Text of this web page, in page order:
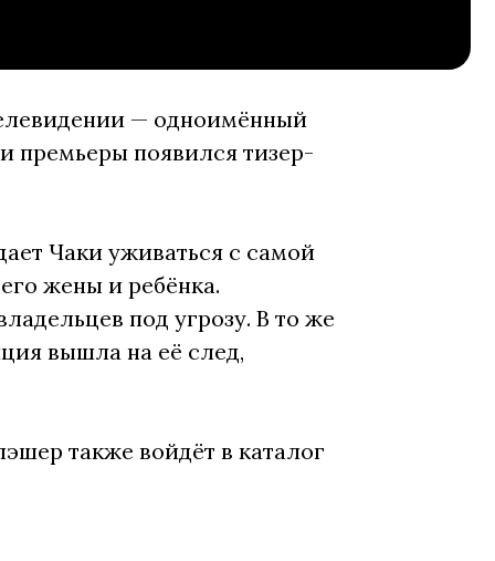
— одноимённый
премьеры появился тизер-
Чаки уживаться с самой
жены и ребёнка.
под угрозу. В то же
вышла на её след,
также войдёт в каталог